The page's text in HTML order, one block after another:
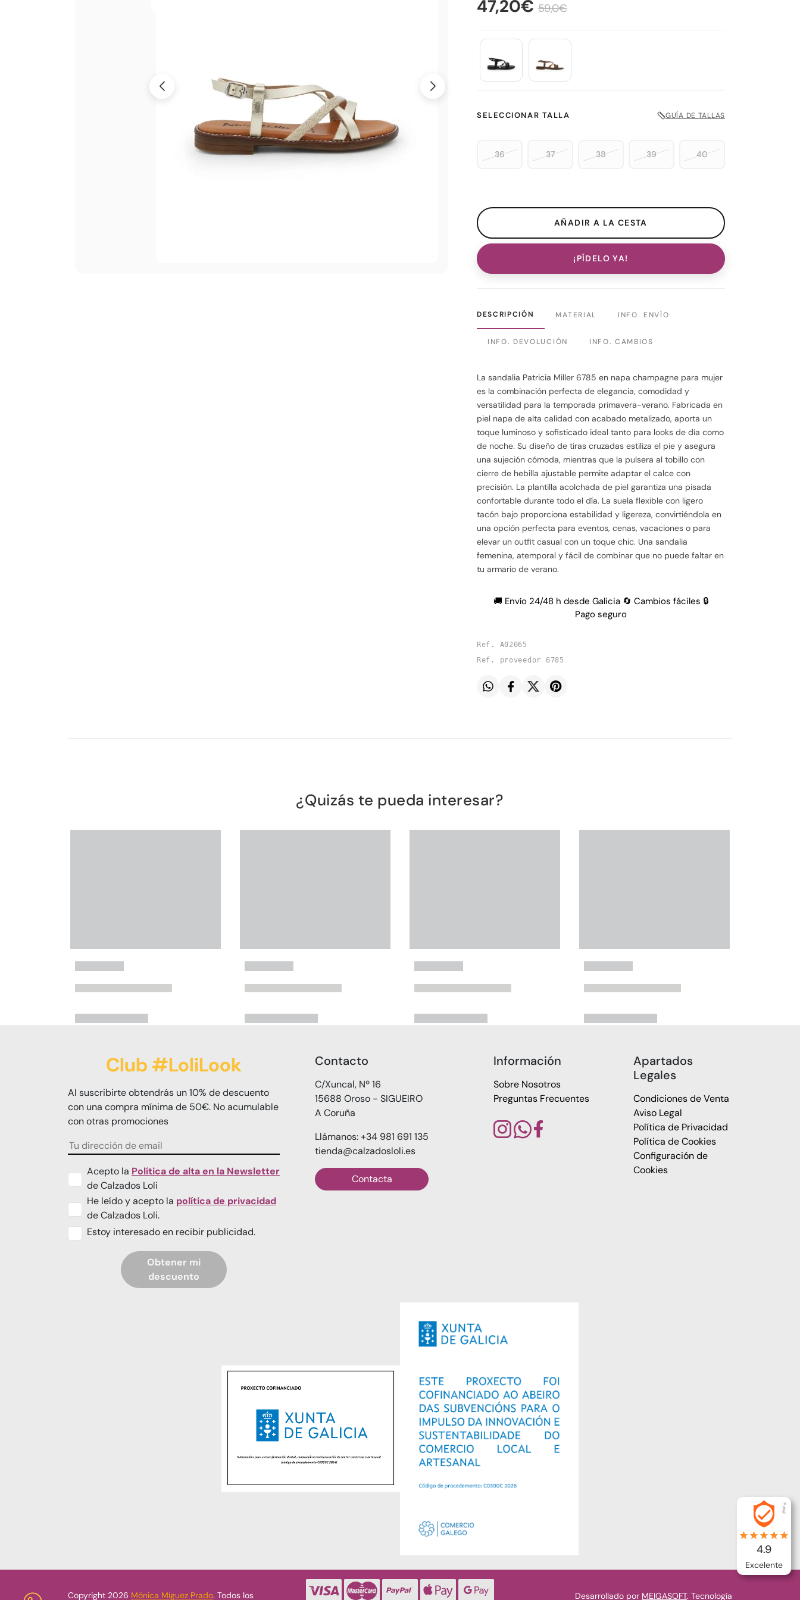
47,20€ 59,0€
SELECCIONAR TALLA GUÍA DE TALLAS
36 37 38 39 40
¡PÍDELO YA!
DESCRIPCIÓN MATERIAL INFO. ENVÍO
INFO. DEVOLUCIÓN INFO. CAMBIOS
La sandalia Patricia Miller 6785 en napa champagne para mujer
es la combinación perfecta de elegancia, comodidad y
versatilidad para la temporada primavera-verano. Fabricada en
piel napa de alta calidad con acabado metalizado, aporta un
toque luminoso y sofisticado ideal tanto para looks de día como
de noche. Su diseño de tiras cruzadas estiliza el pie y asegura
una sujeción cómoda, mientras que la pulsera al tobillo con
cierre de hebilla ajustable permite adaptar el calce con
precisión. La plantilla acolchada de piel garantiza una pisada
confortable durante todo el día. La suela flexible con ligero
tacón bajo proporciona estabilidad y ligereza, convirtiéndola en
una opción perfecta para eventos, cenas, vacaciones o para
elevar un outfit casual con un toque chic. Una sandalia
femenina, atemporal y fácil de combinar que no puede faltar en
tu armario de verano.
🚚 Envío 24/48 h desde Galicia 🔄 Cambios fáciles 🔒
Pago seguro
Ref. A02065
Ref. proveedor 6785
¿Quizás te pueda interesar?
Club #LoliLook
Al suscribirte obtendrás un 10% de descuento
con una compra mínima de 50€. No acumulable
con otras promociones
Acepto la Política de alta en la Newsletter
de Calzados Loli
He leído y acepto la política de privacidad
de Calzados Loli.
Estoy interesado en recibir publicidad.
Obtener mi
descuento
Contacto
C/Xuncal, Nº 16
15688 Oroso - SIGUEIRO
A Coruña
Llámanos: +34 981 691 135
tienda@calzadosloli.es
Contacta
Información
Sobre Nosotros
Preguntas Frecuentes
Apartados
Legales
Condiciones de Venta
Aviso Legal
Política de Privacidad
Política de Cookies
Configuración de
Cookies
Copyright 2026 Mónica Míguez Prado. Todos los Desarrollado por MEIGASOFT. Tecnología
4.9
Excelente